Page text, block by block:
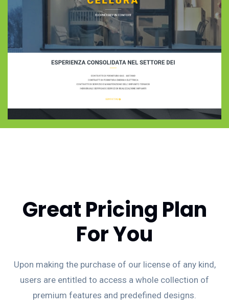
Great Pricing Plan
For You
Upon making the purchase of our license of any kind,
users are entitled to access a whole collection of
premium features and predefined designs.